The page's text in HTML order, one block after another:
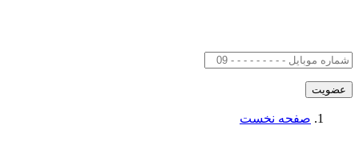
صفحه نخست